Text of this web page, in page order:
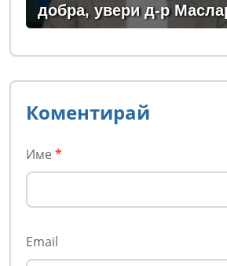
добра, увери д-р
Коментирай
Име *
Email